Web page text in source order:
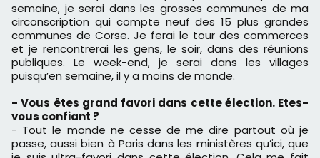
semaine, je serai dans les grosses communes de ma
circonscription qui compte neuf des 15 plus grandes
communes de Corse. Je ferai le tour des commerces
et je rencontrerai les gens, le soir, dans des réunions
publiques. Le week-end, je serai dans les villages
puisqu’en semaine, il y a moins de monde.
- Vous êtes grand favori dans cette élection. Etes-
vous confiant ?
- Tout le monde ne cesse de me dire partout où je
passe, aussi bien à Paris dans les ministères qu’ici, que